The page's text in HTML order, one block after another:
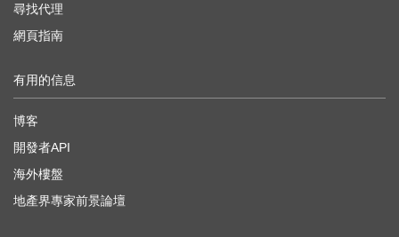
尋找代理
網頁指南
有用的信息
博客
開發者API
海外樓盤
地產界專家前景論壇